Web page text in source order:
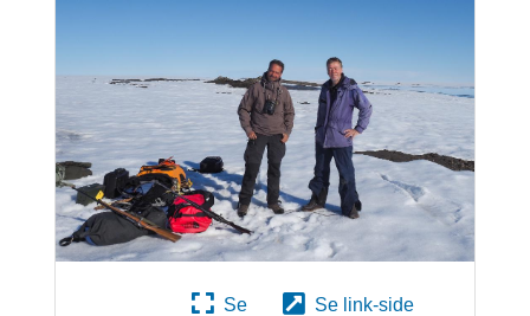
Se
Se link-side